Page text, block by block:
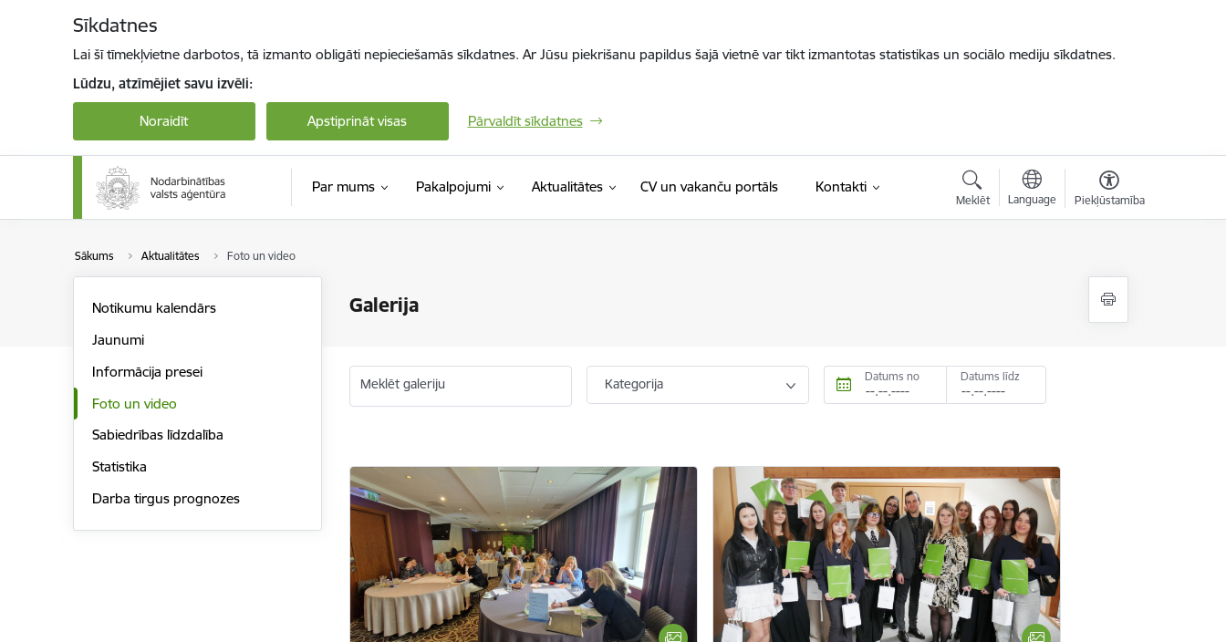
Sīkdatnes
Lai šī tīmekļvietne darbotos, tā izmanto obligāti nepieciešamās sīkdatnes. Ar Jūsu piekrišanu papildus šajā vietnē var tikt izmantotas statistikas un sociālo mediju sīkdatnes.
Lūdzu, atzīmējiet savu izvēli:
Noraidīt Apstiprināt visas Pārvaldīt sīkdatnes
Par mums Pakalpojumi Aktualitātes CV un vakanču portāls(Ārējā saite)
Kontakti
Meklēt Language Piekļūstamība
Sākums Aktualitātes Foto un video
Galerija
Notikumu kalendārs
Jaunumi
Informācija presei
Foto un video
Sabiedrības līdzdalība
Statistika
Darba tirgus prognozes
Meklēt galeriju Kategorija Datums no Datums līdz